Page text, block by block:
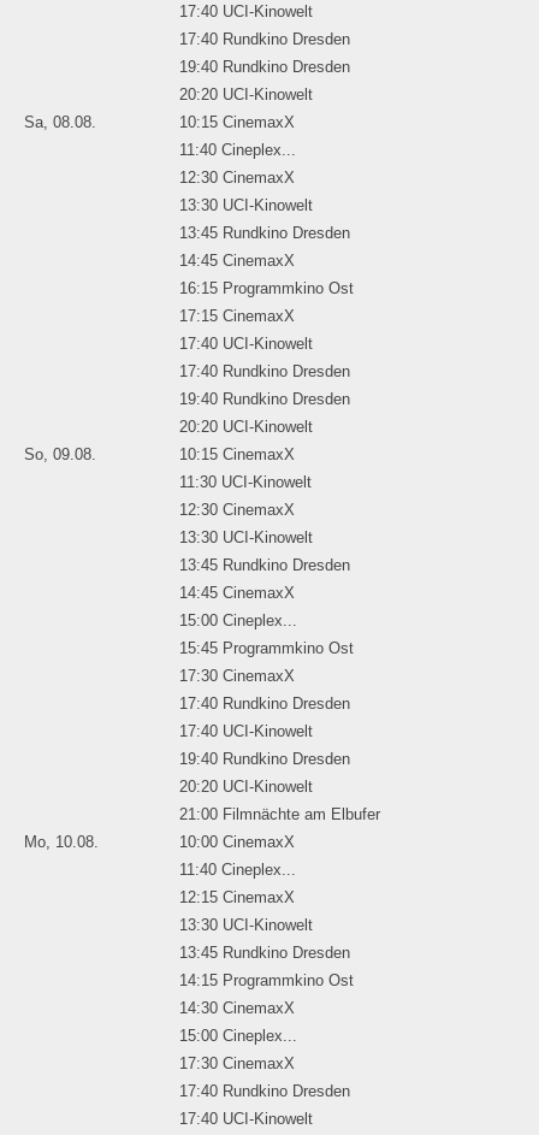
17:40 UCI-Kinowelt
17:40 Rundkino Dresden
19:40 Rundkino Dresden
20:20 UCI-Kinowelt
Sa, 08.08.
10:15 CinemaxX
11:40 Cineplex...
12:30 CinemaxX
13:30 UCI-Kinowelt
13:45 Rundkino Dresden
14:45 CinemaxX
16:15 Programmkino Ost
17:15 CinemaxX
17:40 UCI-Kinowelt
17:40 Rundkino Dresden
19:40 Rundkino Dresden
20:20 UCI-Kinowelt
So, 09.08.
10:15 CinemaxX
11:30 UCI-Kinowelt
12:30 CinemaxX
13:30 UCI-Kinowelt
13:45 Rundkino Dresden
14:45 CinemaxX
15:00 Cineplex...
15:45 Programmkino Ost
17:30 CinemaxX
17:40 Rundkino Dresden
17:40 UCI-Kinowelt
19:40 Rundkino Dresden
20:20 UCI-Kinowelt
21:00 Filmnächte am Elbufer
Mo, 10.08.
10:00 CinemaxX
11:40 Cineplex...
12:15 CinemaxX
13:30 UCI-Kinowelt
13:45 Rundkino Dresden
14:15 Programmkino Ost
14:30 CinemaxX
15:00 Cineplex...
17:30 CinemaxX
17:40 Rundkino Dresden
17:40 UCI-Kinowelt